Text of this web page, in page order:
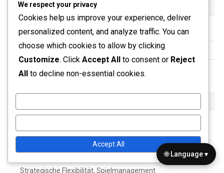
KATEGORIEN
4-2-4 Spielerrollen
4-2-4 Spielsystem-Strategien
4-2-4 Taktische Vorteile
Deckungsverhalten, Ballverteilung
4-2-4 Formation: Anpassungsfähigkeit an Gegner,
Strategische Flexibilität, Spielmanagement
We respect your privacy
Cookies help us improve your experience, deliver
personalized content, and analyze traffic. You can
choose which cookies to allow by clicking
Customize. Click Accept All to consent or Reject
All to decline non-essential cookies.
Accept All
🌐 Language ▾